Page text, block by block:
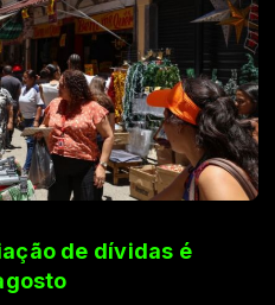
de dívidas é